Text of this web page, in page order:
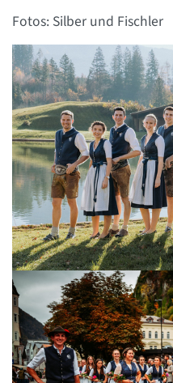
Fotos: Silber und Fischler